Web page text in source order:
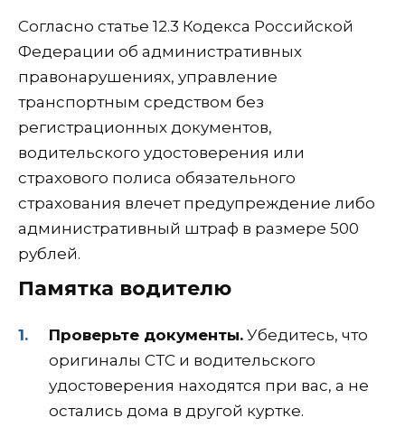
Согласно статье 12.3 Кодекса Российской
Федерации об административных
правонарушениях, управление
транспортным средством без
регистрационных документов,
водительского удостоверения или
страхового полиса обязательного
страхования влечет предупреждение либо
административный штраф в размере 500
рублей.
Памятка водителю
Проверьте документы. Убедитесь, что
оригиналы СТС и водительского
удостоверения находятся при вас, а не
остались дома в другой куртке.